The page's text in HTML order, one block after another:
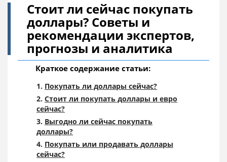
Стоит ли сейчас покупать
доллары? Советы и
рекомендации экспертов,
прогнозы и аналитика
Краткое содержание статьи:
Покупать ли доллары сейчас?
Стоит ли покупать доллары и евро
сейчас?
Выгодно ли сейчас покупать
доллары?
Покупать или продавать доллары
сейчас?